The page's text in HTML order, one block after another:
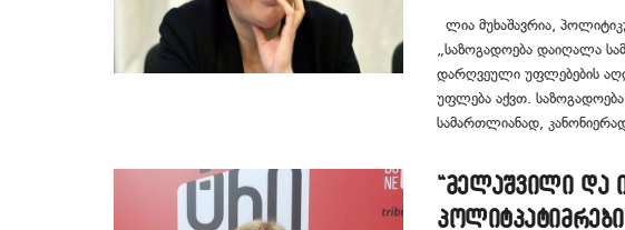
ლია მუხაშავრია,
„საზოგადოება დაიღალა
დარღვეული უფლებების
უფლება აქვთ. საზოგადოება
სამართლიანად,
“მელაშვილი და